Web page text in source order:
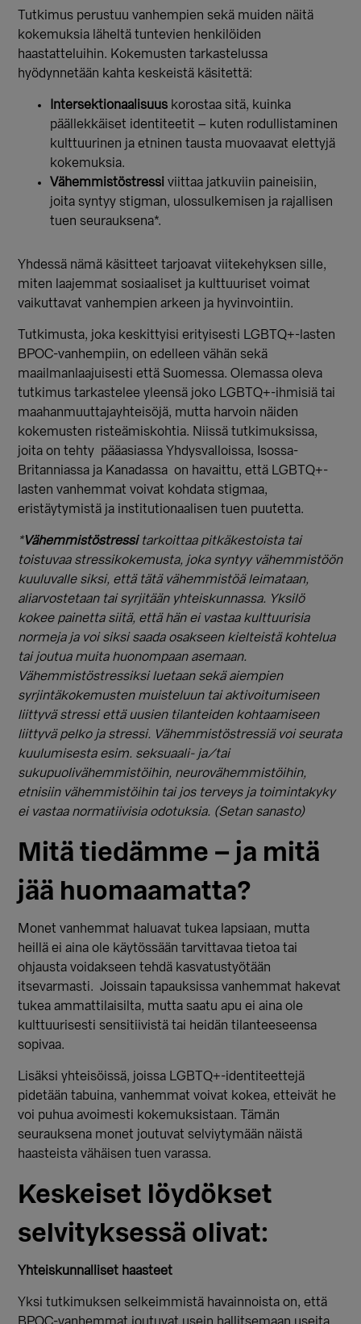
Tutkimus perustuu vanhempien sekä muiden näitä
kokemuksia läheltä tuntevien henkilöiden
haastatteluihin. Kokemusten tarkastelussa
hyödynnetään kahta keskeistä käsitettä:
Intersektionaalisuus korostaa sitä, kuinka
päällekkäiset identiteetit – kuten rodullistaminen
kulttuurinen ja etninen tausta muovaavat elettyjä
kokemuksia.
Vähemmistöstressi viittaa jatkuviin paineisiin,
joita syntyy stigman, ulossulkemisen ja rajallisen
tuen seurauksena*.
Yhdessä nämä käsitteet tarjoavat viitekehyksen sille,
miten laajemmat sosiaaliset ja kulttuuriset voimat
vaikuttavat vanhempien arkeen ja hyvinvointiin.
Tutkimusta, joka keskittyisi erityisesti LGBTQ+-lasten
BPOC-vanhempiin, on edelleen vähän sekä
maailmanlaajuisesti että Suomessa.Olemassa oleva
tutkimus tarkastelee yleensä joko LGBTQ+-ihmisiä tai
maahanmuuttajayhteisöjä, mutta harvoin näiden
kokemusten risteämiskohtia. Niissä tutkimuksissa,
joita on tehty pääasiassa Yhdysvalloissa, Isossa-
Britanniassa ja Kanadassa on havaittu, että LGBTQ+-
lasten vanhemmat voivat kohdata stigmaa,
eristäytymistä ja institutionaalisen tuen puutetta.
*Vähemmistöstressi tarkoittaa pitkäkestoista tai
toistuvaa stressikokemusta, joka syntyy vähemmistöön
kuuluvalle siksi, että tätä vähemmistöä leimataan,
aliarvostetaan tai syrjitään yhteiskunnassa. Yksilö
kokee painetta siitä, että hän ei vastaa kulttuurisia
normeja ja voi siksi saada osakseen kielteistä kohtelua
tai joutua muita huonompaan asemaan.
Vähemmistöstressiksi luetaan sekä aiempien
syrjintäkokemusten muisteluun tai aktivoitumiseen
liittyvä stressi että uusien tilanteiden kohtaamiseen
liittyvä pelko ja stressi. Vähemmistöstressiä voi seurata
kuulumisesta esim. seksuaali- ja/tai
sukupuolivähemmistöihin, neurovähemmistöihin,
etnisiin vähemmistöihin tai jos terveys ja toimintakyky
ei vastaa normatiivisia odotuksia. (Setan sanasto)
Mitä tiedämme – ja mitä
jää huomaamatta?
Monet vanhemmat haluavat tukea lapsiaan, mutta
heillä ei aina ole käytössään tarvittavaa tietoa tai
ohjausta voidakseen tehdä kasvatustyötään
itsevarmasti. Joissain tapauksissa vanhemmat hakevat
tukea ammattilaisilta, mutta saatu apu ei aina ole
kulttuurisesti sensitiivistä tai heidän tilanteeseensa
sopivaa.
Lisäksi yhteisöissä, joissa LGBTQ+-identiteettejä
pidetään tabuina, vanhemmat voivat kokea, etteivät he
voi puhua avoimesti kokemuksistaan. Tämän
seurauksena monet joutuvat selviytymään näistä
haasteista vähäisen tuen varassa.
Keskeiset löydökset
selvityksessä olivat:
Yhteiskunnalliset haasteet
Yksi tutkimuksen selkeimmistä havainnoista on, että